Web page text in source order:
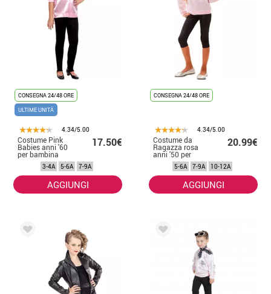
CONSEGNA 24/48 ORE
ULTIME UNITÀ
4.34/5.00
Costume Pink
Babies anni '60
per bambina
17.50€
3-4A 5-6A 7-9A
AGGIUNGI
CONSEGNA 24/48 ORE
4.34/5.00
Costume da
Ragazza rosa
anni '50 per
bambina
20.99€
5-6A 7-9A 10-12A
AGGIUNGI